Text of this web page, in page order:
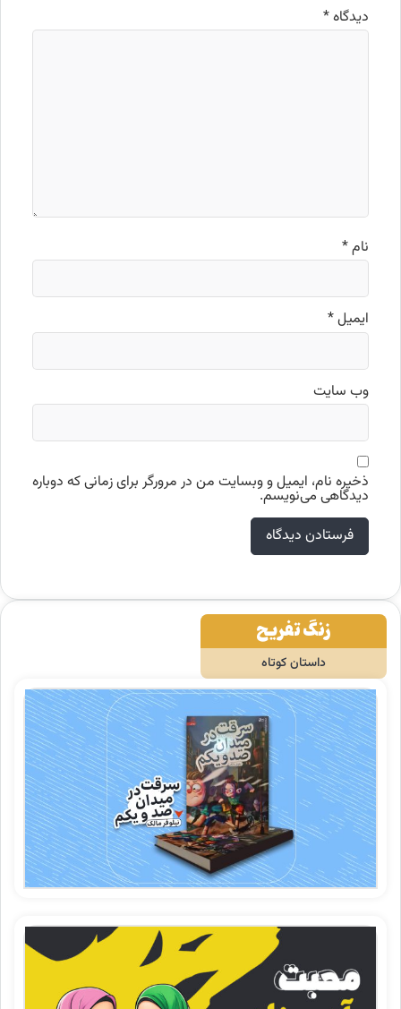
دیدگاه*
*
ایمیل*
وب‌ سایت
ذخیره نام، ایمیل و وبسایت من در مرورگر برای زمانی که دوباره
دیدگاهی می‌نویسم.
زنگ تفریح
داستان کوتاه